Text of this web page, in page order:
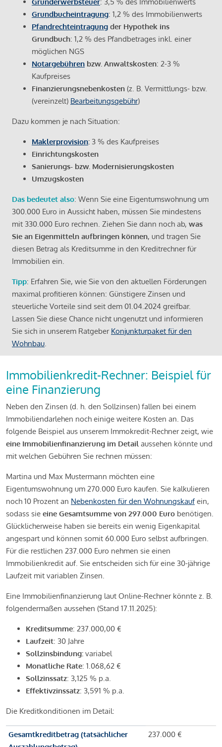
Grundbucheintragung: 1,2 % des Immobilienwerts
Pfandrechteintragung der Hypothek ins
Grundbuch: 1,2 % des Pfandbetrages inkl. einer
möglichen NGS
Notargebühren bzw. Anwaltskosten: 2-3 %
Kaufpreises
Finanzierungsnebenkosten (z. B. Vermittlungs- bzw.
(vereinzelt) Bearbeitungsgebühr)
Dazu kommen je nach Situation:
Maklerprovision: 3 % des Kaufpreises
Einrichtungskosten
Sanierungs- bzw. Modernisierungskosten
Umzugskosten
Das bedeutet also: Wenn Sie eine Eigentumswohnung um
300.000 Euro in Aussicht haben, müssen Sie mindestens
mit 330.000 Euro rechnen. Ziehen Sie dann noch ab, was
Sie an Eigenmitteln aufbringen können, und tragen Sie
diesen Betrag als Kreditsumme in den Kreditrechner für
Immobilien ein.
Tipp: Erfahren Sie, wie Sie von den aktuellen Förderungen
maximal profitieren können: Günstigere Zinsen und
steuerliche Vorteile sind seit dem 01.04.2024 greifbar.
Lassen Sie diese Chance nicht ungenutzt und informieren
Sie sich in unserem Ratgeber Konjunkturpaket für den
Wohnbau.
Immobilienkredit-Rechner: Beispiel für
eine Finanzierung
Neben den Zinsen (d. h. den Sollzinsen) fallen bei einem
Immobiliendarlehen noch einige weitere Kosten an. Das
folgende Beispiel aus unserem Immokredit-Rechner zeigt, wie
eine Immobilienfinanzierung im Detail aussehen könnte und
mit welchen Gebühren Sie rechnen müssen:
Martina und Max Mustermann möchten eine
Eigentumswohnung um 270.000 Euro kaufen. Sie kalkulieren
noch 10 Prozent an Nebenkosten für den Wohnungskaufein,
sodass sie eine Gesamtsumme von 297.000 Euro benötigen.
Glücklicherweise haben sie bereits ein wenig Eigenkapital
angespart und können somit 60.000 Euro selbst aufbringen.
Für die restlichen 237.000 Euro nehmen sie einen
Immobilienkredit auf. Sie entscheiden sich für eine 30-jährige
Laufzeit mit variablen Zinsen.
Eine Immobilienfinanzierung laut Online-Rechner könnte z. B.
folgendermaßen aussehen (Stand 17.11.2025):
Kreditsumme: 237.000,00 €
Laufzeit: 30 Jahre
Sollzinsbindung: variabel
Monatliche Rate: 1.068,62 €
Sollzinssatz: 3,125 % p.a.
Effektivzinssatz: 3,591 % p.a.
Die Kreditkonditionen im Detail:
Gesamtkreditbetrag (tatsächlicher
237.000 €